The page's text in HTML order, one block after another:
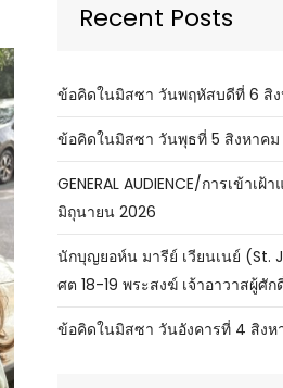
Recent Posts
ข้อคิดในมิสซา วันพฤหัสบดีที่ 6 สิ
ข้อคิดในมิสซา วันพุธที่ 5 สิงหาคม
GENERAL AUDIENCE/การเข้าเ
มิถุนายน 2026
นักบุญยอห์น มารีย์ เวียนเนย์ (St.
ศต 18-19 พระสงฆ์ เจ้าอาวาสผู้ศั
ข้อคิดในมิสซา วันอังคารที่ 4 สิงห